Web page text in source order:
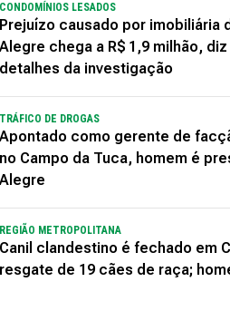
CONDOMÍNIOS LESADOS
Prejuízo causado por imobiliária
Alegre chega a R$ 1,9 milhão,
detalhes da investigação
TRÁFICO DE DROGAS
Apontado como gerente de
no Campo da Tuca, homem é
Alegre
REGIÃO METROPOLITANA
Canil clandestino é fechado em
resgate de 19 cães de raça;